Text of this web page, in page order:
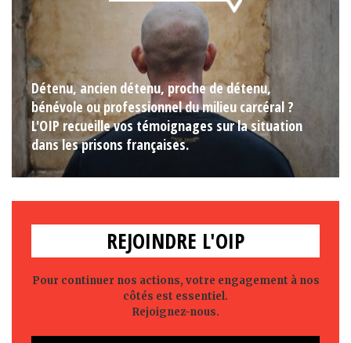
Détenu, ancien détenu, proche de détenu,
bénévole ou professionnel du milieu carcéral ?
L'OIP recueille vos témoignages sur la situation
dans les prisons françaises.
REJOINDRE L'OIP
Pour continuer nos actions, votre engagement à nos
côtés est essentiel.
Rejoignez-nous.